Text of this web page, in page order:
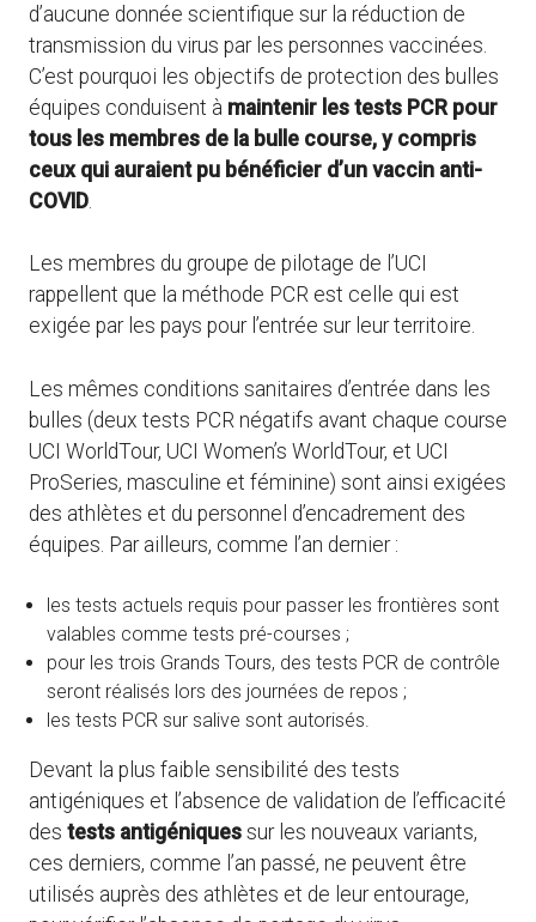
d’aucune donnée scientifique sur la réduction de
transmission du virus par les personnes vaccinées.
C’est pourquoi les objectifs de protection des bulles
équipes conduisent à maintenir les tests PCR pour
tous les membres de la bulle course, y compris
ceux qui auraient pu bénéficier d’un vaccin anti-
COVID
Les membres du groupe de pilotage de l’UCI
rappellent que la méthode PCR est celle qui est
exigée par les pays pour l’entrée sur leur territoire.
Les mêmes conditions sanitaires d’entrée dans les
bulles (deux tests PCR négatifs avant chaque course
UCI WorldTour, UCI Women’s WorldTour, et UCI
ProSeries, masculine et féminine) sont ainsi exigées
des athlètes et du personnel d’encadrement des
équipes. Par ailleurs, comme l’an dernier :
les tests actuels requis pour passer les frontières sont
valables comme tests pré-courses ;
pour les trois Grands Tours, des tests PCR de contrôle
seront réalisés lors des journées de repos ;
les tests PCR sur salive sont autorisés.
Devant la plus faible sensibilité des tests
antigéniques et l’absence de validation de l’efficacité
des tests antigéniques sur les nouveaux variants,
ces derniers, comme l’an passé, ne peuvent être
utilisés auprès des athlètes et de leur entourage,